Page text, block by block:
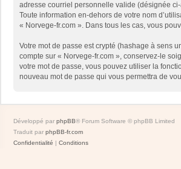
adresse courriel personnelle valide (désignée
Toute information en-dehors de votre nom
« Norvege-fr.com ». Dans tous les cas, vous
Votre mot de passe est crypté (hashage à sens
compte sur « Norvege-fr.com », conservez-le
votre mot de passe, vous pouvez utiliser la
nouveau mot de passe qui vous permettra de
Développé par phpBB® Forum Software © phpBB Limited
Traduit par phpBB-fr.com
Confidentialité | Conditions